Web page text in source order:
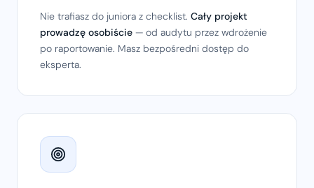
Nie trafiasz do juniora z checklist. Cały projekt
prowadzę osobiście — od audytu przez wdrożenie
po raportowanie. Masz bezpośredni dostęp do
eksperta.